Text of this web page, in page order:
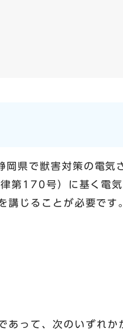
県で獣害対策の電気
第170号）に基く電
じることが必要です
あって、次のいずれか